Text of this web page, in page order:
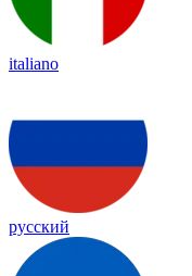
italiano
русский